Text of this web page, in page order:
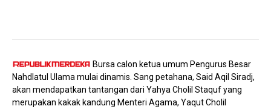
Bursa calon ketua umum Pengurus Besar
Nahdlatul Ulama mulai dinamis. Sang petahana, Said Aqil Siradj,
akan mendapatkan tantangan dari Yahya Cholil Staquf yang
merupakan kakak kandung Menteri Agama, Yaqut Cholil